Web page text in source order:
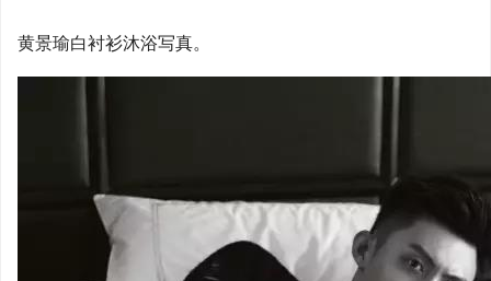
黄景瑜白衬衫沐浴写真。